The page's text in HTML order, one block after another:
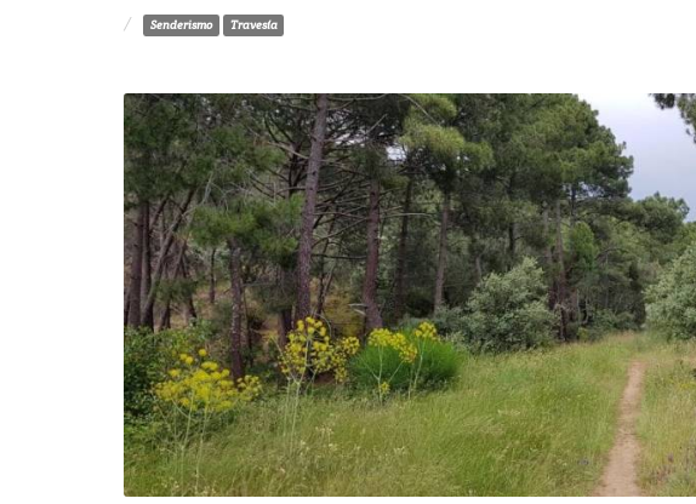
Senderismo Travesía